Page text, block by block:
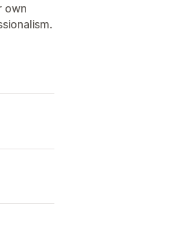
own